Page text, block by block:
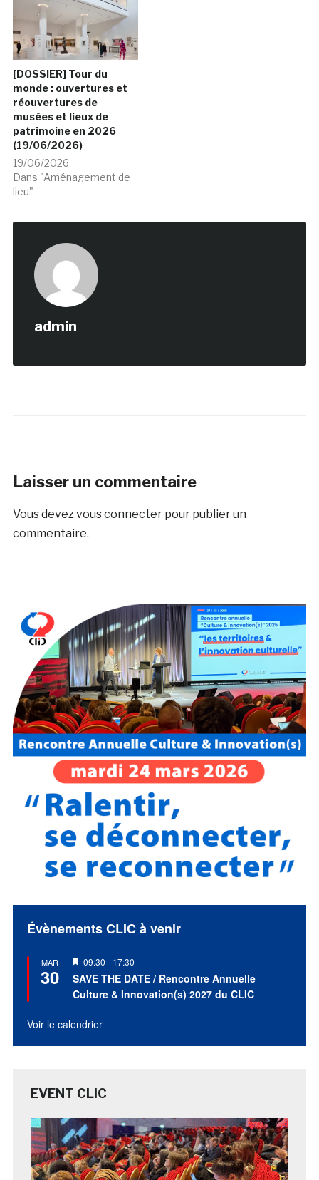
[DOSSIER] Tour du
monde : ouvertures et
réouvertures de
musées et lieux de
patrimoine en 2026
(19/06/2026)
19/06/2026
Dans "Aménagement de
lieu"
admin
Laisser un commentaire
Vous devezvous connecterpour publier un
commentaire.
Évènements CLIC à venir
MAR
30
Mis
en
avant
09:30 - 17:30
SAVE THE DATE / Rencontre Annuelle
Culture & Innovation(s) 2027 du CLIC
Voir le calendrier
EVENT CLIC